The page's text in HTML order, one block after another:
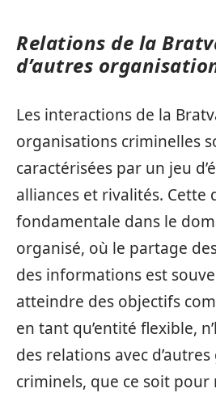
Relations de la
d’autres
Les interactions de la
organisations criminelles
caractérisées par un jeu
alliances et rivalités. Cette
fondamentale dans le
organisé, où le partage
des informations est
atteindre des objectifs
en tant qu’entité flexible,
des relations avec
criminels, que ce soit pour